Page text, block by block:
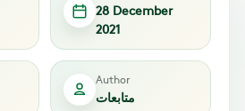
28 December
2021
Author
متابعات